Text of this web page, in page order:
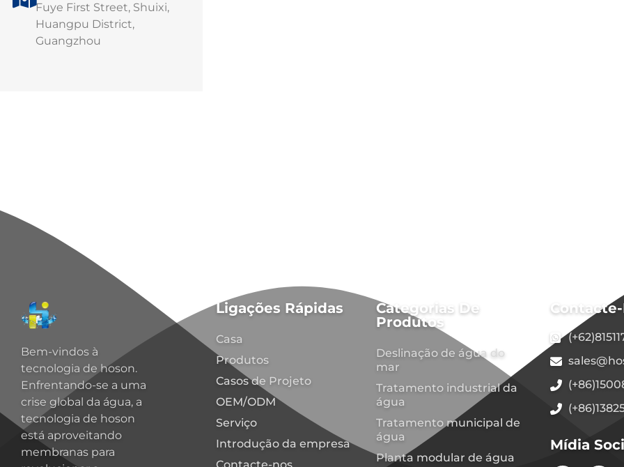
Fuye First Street, Shuixi,
Huangpu District,
Guangzhou
Bem-vindos à
tecnologia de hoson.
Enfrentando-se a uma
crise global da água, a
tecnologia de hoson
está aproveitando
membranas para
Ligações Rápidas
Casa
Produtos
Casos de Projeto
OEM/ODM
Serviço
Introdução da empresa
Categorias De
Produtos
Deslinação de água do
mar
Tratamento industrial da
água
Tratamento municipal de
água
Planta modular de água
Mídia